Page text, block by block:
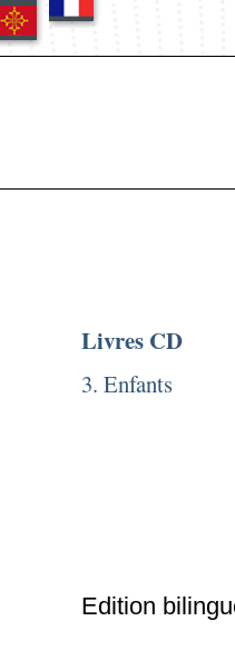
Livres CD
3. Enfants
Edition